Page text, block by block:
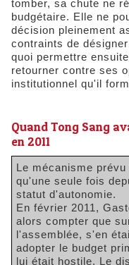
tomber, sa chute ne
budgétaire. Elle ne
décision pleinement
contraints de
quoi permettre
retourner contre ses
institutionnel qu'il
Quand Tong Sang
en 2011
Le mécanisme prévu par l'article 156-1 n'a été utilisé
qu'une seule fois
statut d'autonomie.
En février 2011,
alors compter que
l'assemblée, s'en
adopter le budget
lui était hostile. Le